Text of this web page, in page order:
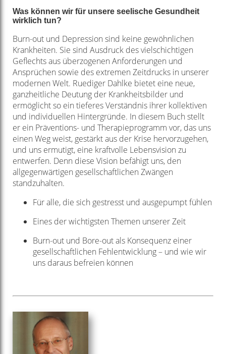
Was können wir für unsere seelische Gesundheit
wirklich tun?
Burn-out und Depression sind keine gewöhnlichen
Krankheiten. Sie sind Ausdruck des vielschichtigen
Geflechts aus überzogenen Anforderungen und
Ansprüchen sowie des extremen Zeitdrucks in unserer
modernen Welt. Ruediger Dahlke bietet eine neue,
ganzheitliche Deutung der Krankheitsbilder und
ermöglicht so ein tieferes Verständnis ihrer kollektiven
und individuellen Hintergründe. In diesem Buch stellt
er ein Präventions- und Therapieprogramm vor, das uns
einen Weg weist, gestärkt aus der Krise hervorzugehen,
und uns ermutigt, eine kraftvolle Lebensvision zu
entwerfen. Denn diese Vision befähigt uns, den
allgegenwärtigen gesellschaftlichen Zwängen
standzuhalten.
Für alle, die sich gestresst und ausgepumpt fühlen
Eines der wichtigsten Themen unserer Zeit
Burn-out und Bore-out als Konsequenz einer
gesellschaftlichen Fehlentwicklung – und wie wir
uns daraus befreien können